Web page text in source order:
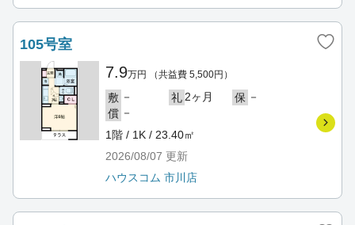
105号室
7.9万円 （共益費 5,500円）
敷 － 礼 2ヶ月 保 －
償 －
1階 / 1K / 23.40㎡
2026/08/07 更新
ハウスコム 市川店